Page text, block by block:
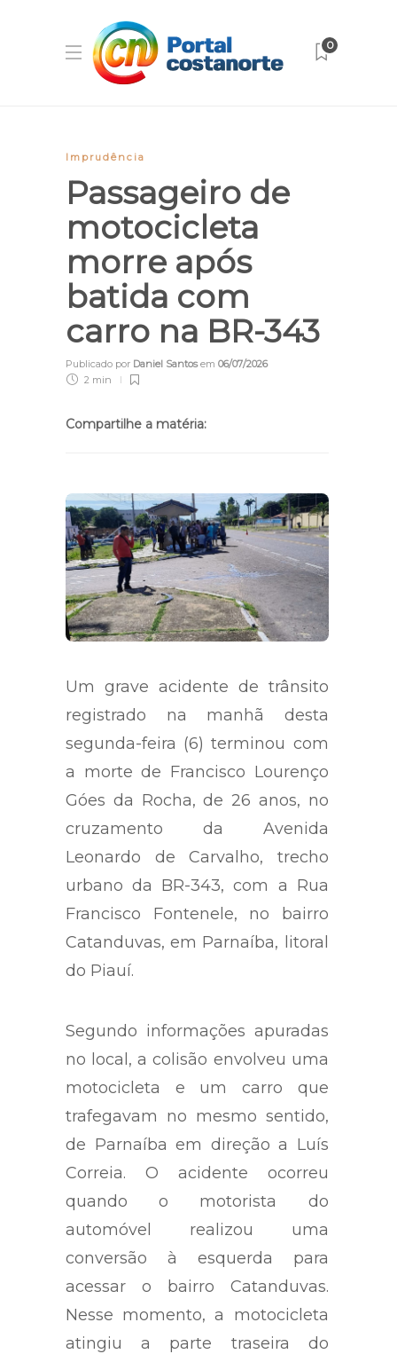
0
Imprudência
Passageiro de
motocicleta
morre após
batida com
carro na BR-343
Publicado por Daniel Santosem 06/07/2026
2 min
Compartilhe a matéria:
Um grave acidente de trânsito
registrado na manhã desta
segunda-feira (6) terminou com
a morte de Francisco Lourenço
Góes da Rocha, de 26 anos, no
cruzamento da Avenida
Leonardo de Carvalho, trecho
urbano da BR-343, com a Rua
Francisco Fontenele, no bairro
Catanduvas, em Parnaíba, litoral
do Piauí.
Segundo informações apuradas
no local, a colisão envolveu uma
motocicleta e um carro que
trafegavam no mesmo sentido,
de Parnaíba em direção a Luís
Correia. O acidente ocorreu
quando o motorista do
automóvel realizou uma
conversão à esquerda para
acessar o bairro Catanduvas.
Nesse momento, a motocicleta
atingiu a parte traseira do